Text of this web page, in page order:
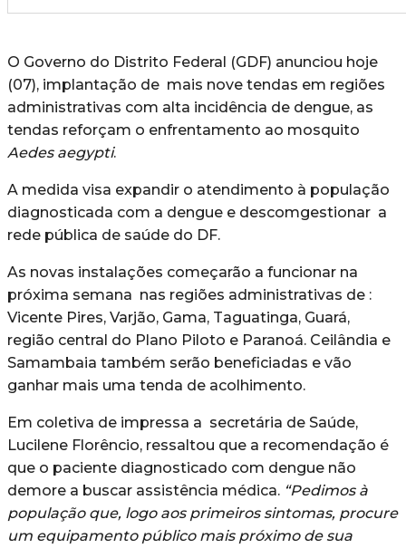
O Governo do Distrito Federal (GDF) anunciou hoje
(07), implantação de mais nove tendas em regiões
administrativas com alta incidência de dengue, as
tendas reforçam o enfrentamento ao mosquito
Aedes aegypti.
A medida visa expandir o atendimento à população
diagnosticada com a dengue e descomgestionar a
rede pública de saúde do DF.
As novas instalações começarão a funcionar na
próxima semana nas regiões administrativas de :
Vicente Pires, Varjão, Gama, Taguatinga, Guará,
região central do Plano Piloto e Paranoá. Ceilândia e
Samambaia também serão beneficiadas e vão
ganhar mais uma tenda de acolhimento.
Em coletiva de impressa a secretária de Saúde,
Lucilene Florêncio, ressaltou que a recomendação é
que o paciente diagnosticado com dengue não
demore a buscar assistência médica. “Pedimos à
população que, logo aos primeiros sintomas, procure
um equipamento público mais próximo de sua